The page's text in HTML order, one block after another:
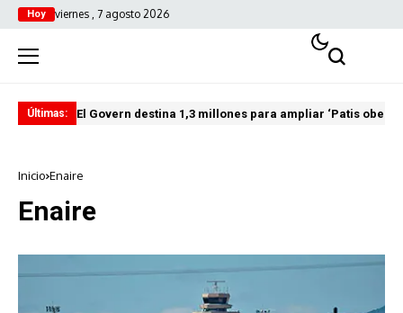
Hoy viernes , 7 agosto 2026
Últimas: El Govern destina 1,3 millones para ampliar ‘Patis
Inicio Enaire
Enaire